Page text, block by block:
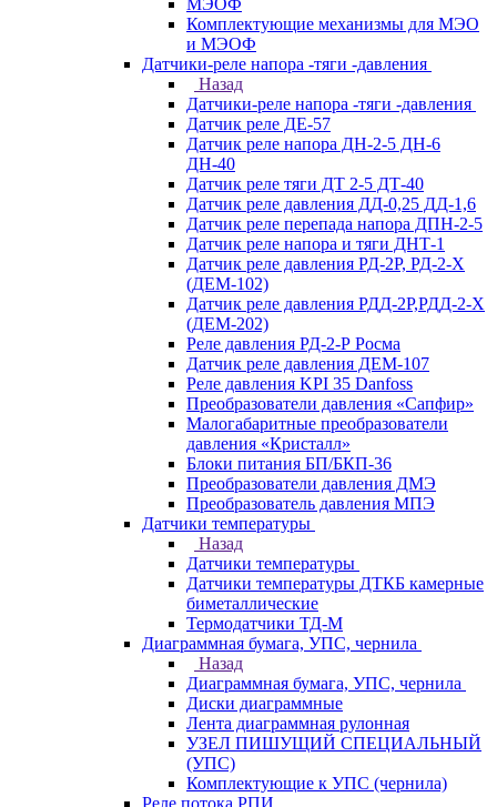
МЭОФ
Комплектующие механизмы для МЭО
и МЭОФ
Датчики-реле напора -тяги -давления
Назад
Датчики-реле напора -тяги -давления
Датчик реле ДЕ-57
Датчик реле напора ДН-2-5 ДН-6
ДН-40
Датчик реле тяги ДТ 2-5 ДТ-40
Датчик реле давления ДД-0,25 ДД-1,6
Датчик реле перепада напора ДПН-2-5
Датчик реле напора и тяги ДНТ-1
Датчик реле давления РД-2Р, РД-2-Х
(ДЕМ-102)
Датчик реле давления РДД-2Р,РДД-2-Х
(ДЕМ-202)
Реле давления РД-2-Р Росма
Датчик реле давления ДЕМ-107
Реле давления KPI 35 Danfoss
Преобразователи давления «Сапфир»
Малогабаритные преобразователи
давления «Кристалл»
Блоки питания БП/БКП-36
Преобразователи давления ДМЭ
Преобразователь давления МПЭ
Датчики температуры
Назад
Датчики температуры
Датчики температуры ДТКБ камерные
биметаллические
Термодатчики ТД-М
Диаграммная бумага, УПС, чернила
Назад
Диаграммная бумага, УПС, чернила
Диски диаграммные
Лента диаграммная рулонная
УЗЕЛ ПИШУЩИЙ СПЕЦИАЛЬНЫЙ
(УПС)
Комплектующие к УПС (чернила)
Реле потока РПИ